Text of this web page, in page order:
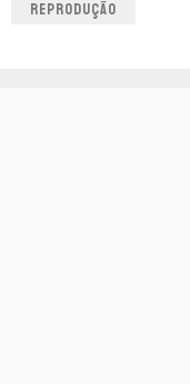
REPRODUÇÃO